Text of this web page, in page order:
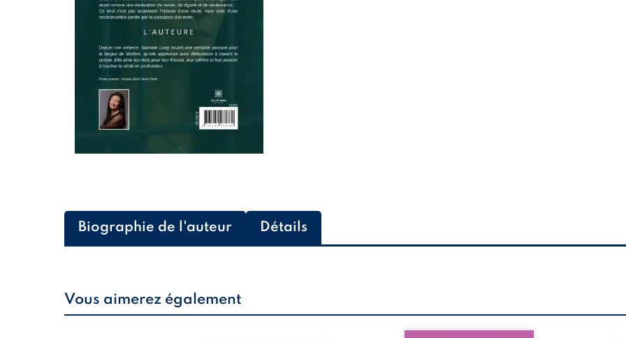
Biographie de l'auteur Détails
Vous aimerez également